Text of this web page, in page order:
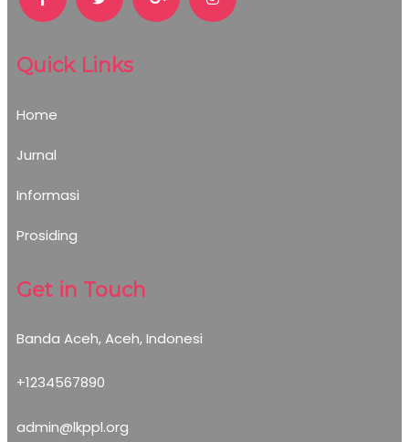
Quick Links
Home
Jurnal
Informasi
Prosiding
Get in Touch
Banda Aceh, Aceh, Indonesi
+1234567890
admin@lkppl.org